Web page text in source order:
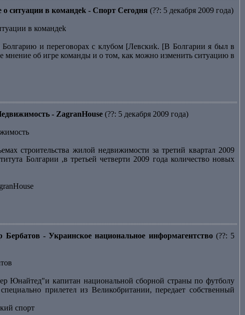
ситуации в командеk - Спорт Сегодня (??: 5 декабря 2009 года)
в командеk
и переговорах с клубом [Левскиk. [В Болгарии я был в
мнение об игре команды и о том, как можно изменить ситуацию в
- ZagranHouse (??: 5 декабря 2009 года)
строительства жилой недвижимости за третий квартал 2009
Болгарии ,в третьей четверти 2009 года количество новых
- Украинское национальное информагентство(??: 5
Юнайтед"и капитан национальной сборной страны по футболу
прилетел из Великобритании, передает собственный
спорт